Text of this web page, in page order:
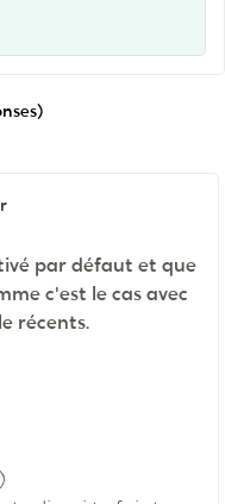
par défaut et que
c'est le cas avec
récents.